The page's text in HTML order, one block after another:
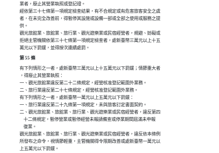
業者，廢止其營業執照或登記證。
經依第三十七條第一項規定檢查結果，有不合規定或有危害旅客安全之虞
者，在未完全改善前，得暫停其設施或設備一部或全部之使用或服務之提
供。
觀光旅館業、旅館業、旅行業、觀光遊樂業或民宿經營者，規避、妨礙或
拒絕主管機關依第三十七條第一項規定檢查者，處新臺幣三萬元以上十五
萬元以下罰鍰，並得按次連續處罰。
第 55 條
有下列情形之一者，處新臺幣三萬元以上十五萬元以下罰鍰；情節重大者
，得廢止其營業執照：
一、觀光旅館業違反第二十二條規定，經營核准登記範圍外業務。
二、旅行業違反第二十七條規定，經營核准登記範圍外業務。
有下列情形之一者，處新臺幣一萬元以上五萬元以下罰鍰：
一、旅行業違反第二十九條第一項規定，未與旅客訂定書面契約。
二、觀光旅館業、旅館業、旅行業、觀光遊樂業或民宿經營者，違反第四
    十二條規定，暫停營業或暫停經營未報請備查或停業期間屆滿未申報
    復業。
觀光旅館業、旅館業、旅行業、觀光遊樂業或民宿經營者，違反依本條例
所發布之命令，視情節輕重，主管機關得令限期改善或處新臺幣一萬元以
上五萬元以下罰鍰。